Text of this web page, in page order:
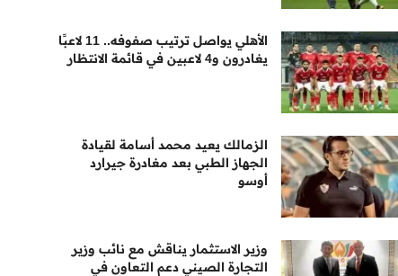
الأهلي يواصل ترتيب صفوفه.. 11 لاعبًا
يغادرون و4 لاعبين في قائمة الانتظار
الزمالك يعيد محمد أسامة لقيادة
الجهاز الطبي بعد مغادرة جيرارد
أوسو
وزير الاستثمار يناقش مع نائب وزير
التجارة الصيني دعم التعاون في